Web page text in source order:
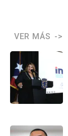
VER MÁS